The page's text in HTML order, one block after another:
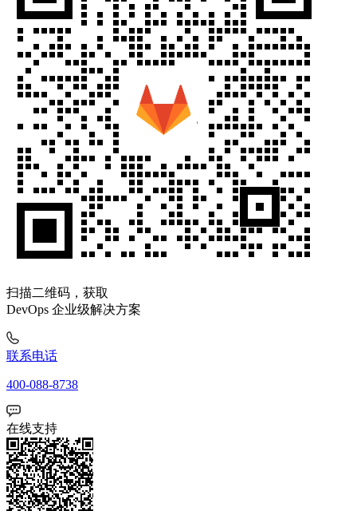
扫描二维码，获取
DevOps 企业级解决方案
联系电话
400-088-8738
在线支持